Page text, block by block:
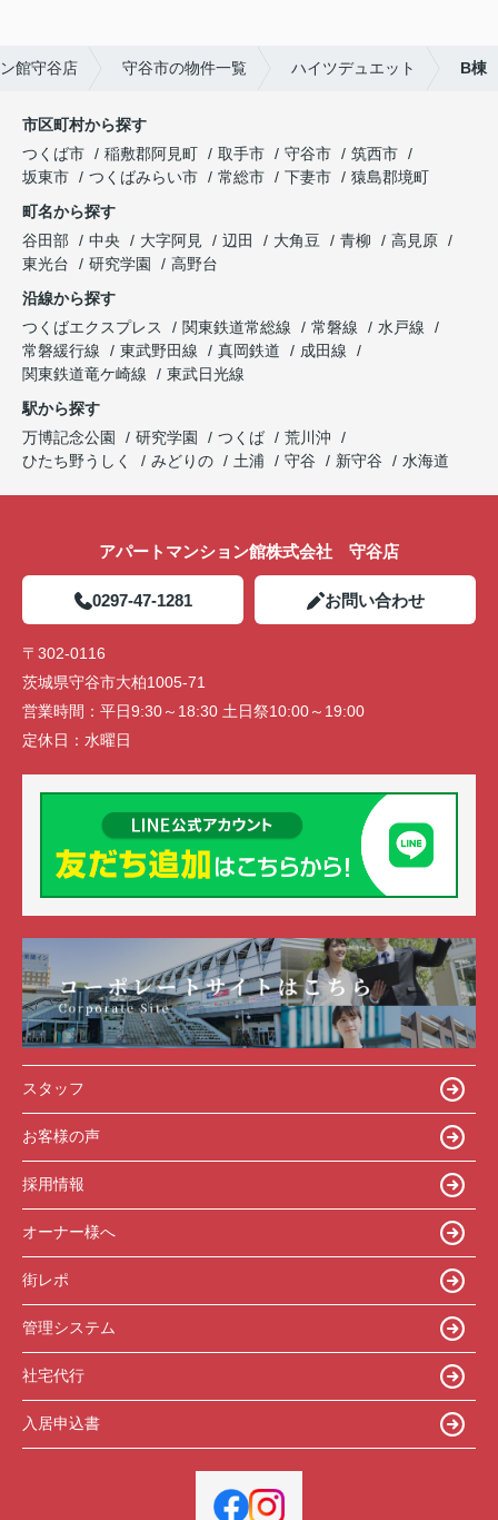
館守谷店 守谷市の物件一覧 ハイツデュエット B棟
市区町村から探す
つくば市
稲敷郡阿見町 取手市 守谷市
筑西市
坂東市
つくばみらい市 常総市 下妻市
猿島郡境町
町名から探す
谷田部
中央 大字阿見 辺田 大角豆 青柳
高見原
東光台
研究学園
高野台
沿線から探す
つくばエクスプレス
関東鉄道常総線 常磐線
水戸線
常磐緩行線
東武野田線 真岡鉄道
成田線
関東鉄道竜ケ崎線
東武日光線
駅から探す
万博記念公園
研究学園 つくば
荒川沖
ひたち野うしく
みどりの 土浦 守谷 新守谷 水海道
アパートマンション館株式会社 守谷店
0297-47-1281 お問い合わせ
〒302-0116
茨城県守谷市大柏1005-71
営業時間： 平日9:30～18:30 土日祭10:00～19:00
定休日： 水曜日
スタッフ
お客様の声
採用情報
オーナー様へ
街レポ
管理システム
社宅代行
入居申込書